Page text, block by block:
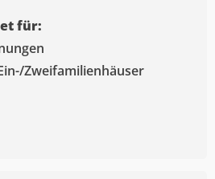
für:
Zweifamilienhäuser